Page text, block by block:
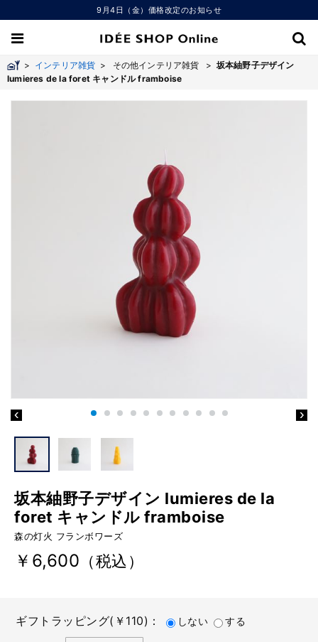
9月4日（金）価格改定のお知らせ
> インテリア雑貨 > その他インテリア雑貨 > 坂本紬野子デザイン
lumieres de la foret キャンドル framboise
坂本紬野子デザイン lumieres de la
foret キャンドル framboise
森の灯火 フランボワーズ
￥6,600 （税込）
ギフトラッピング(￥110)： しない する